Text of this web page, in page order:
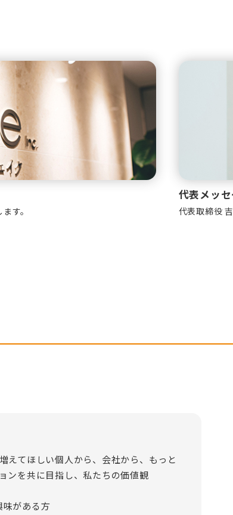
す。
代表メッ
代表取締役
えてほしい個人から、会社から、もっと
ンを共に目指し、私たちの価値観
味がある方